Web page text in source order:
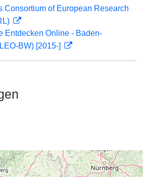
Consortium of European Research
Entdecken Online - Baden-
BW) [2015-]